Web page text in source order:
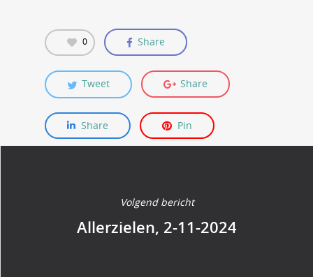
0 Share
Tweet Share
Share Pin
Volgend bericht
Allerzielen, 2-11-2024